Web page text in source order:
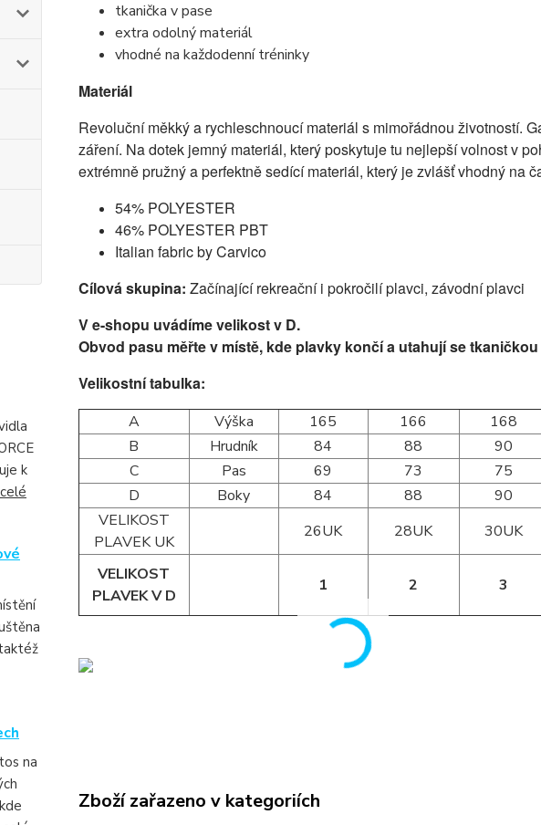
k
na
tkanička v pase
extra odolný materiál
vhodné na každodenní tréninky
Materiál
Revoluční měkký a rychleschnoucí materiál s mimořádnou životností.
záření. Na dotek jemný materiál, který poskytuje tu nejlepší volnost v
extrémně pružný a perfektně sedící materiál, který je zvlášť vhodný na
54% POLYESTER
46% POLYESTER PBT
Italian fabric by Carvico
Cílová skupina: Začínající rekreační i pokročilí plavci, závodní plavci
V e-shopu uvádíme velikost v D.
Obvod pasu měřte v místě, kde plavky končí a utahují se
Velikostní tabulka:
A Výška 165 166 168
B
Hrudník 84 88 90
C
Pas 69 73 75
D
Boky 84 88 90
VELIKOST
PLAVEK UK
26UK 28UK 30UK
VELIKOST
PLAVEK V D
1 2 3
Zboží zařazeno v kategoriích